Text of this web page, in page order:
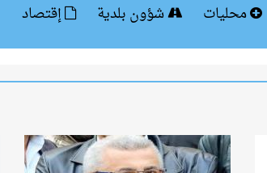
محليات شؤون بلدية إقتصاد